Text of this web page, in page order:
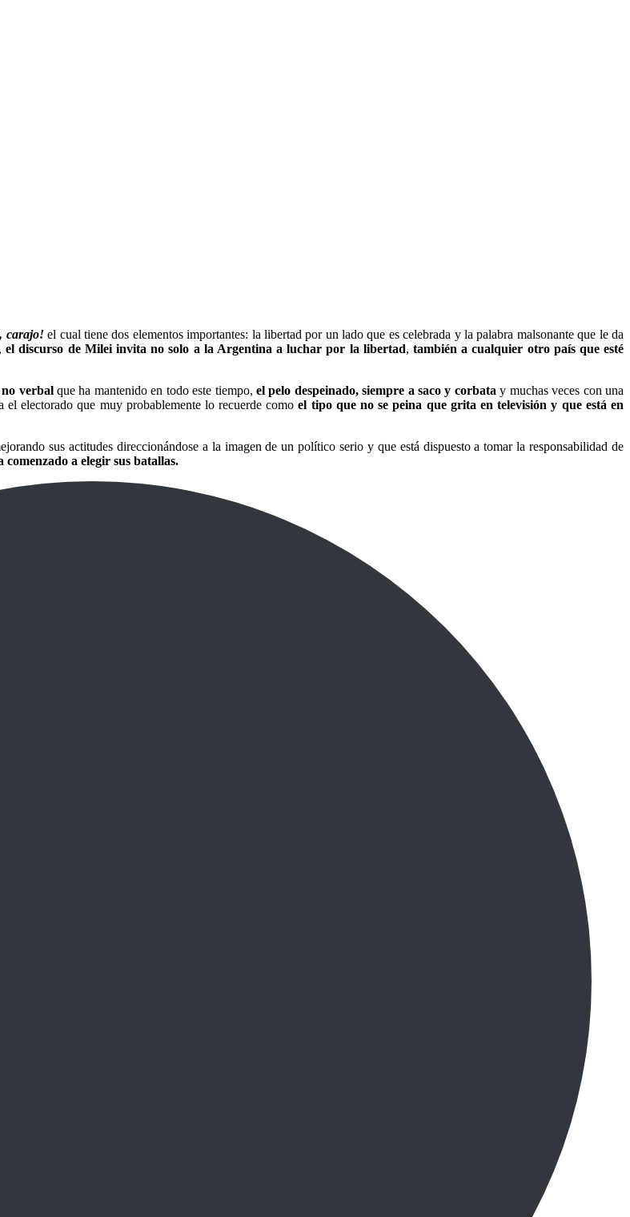
carajo! el cual tiene dos elementos importantes: la libertad por un lado que es celebrada y la palabra malsonante que le da
el discurso de Milei invita no solo a la Argentina a luchar por la libertad, también a cualquier otro país que esté
verbalque ha mantenido en todo este tiempo, el pelo despeinado, siempre a saco y corbata y muchas veces con una
electorado que muy probablemente lo recuerde comoel tipo que no se peina que grita en televisión y que está en
sus actitudes direccionándose a la imagen de un político serio y que está dispuesto a tomar la responsabilidad de
a elegir sus batallas.